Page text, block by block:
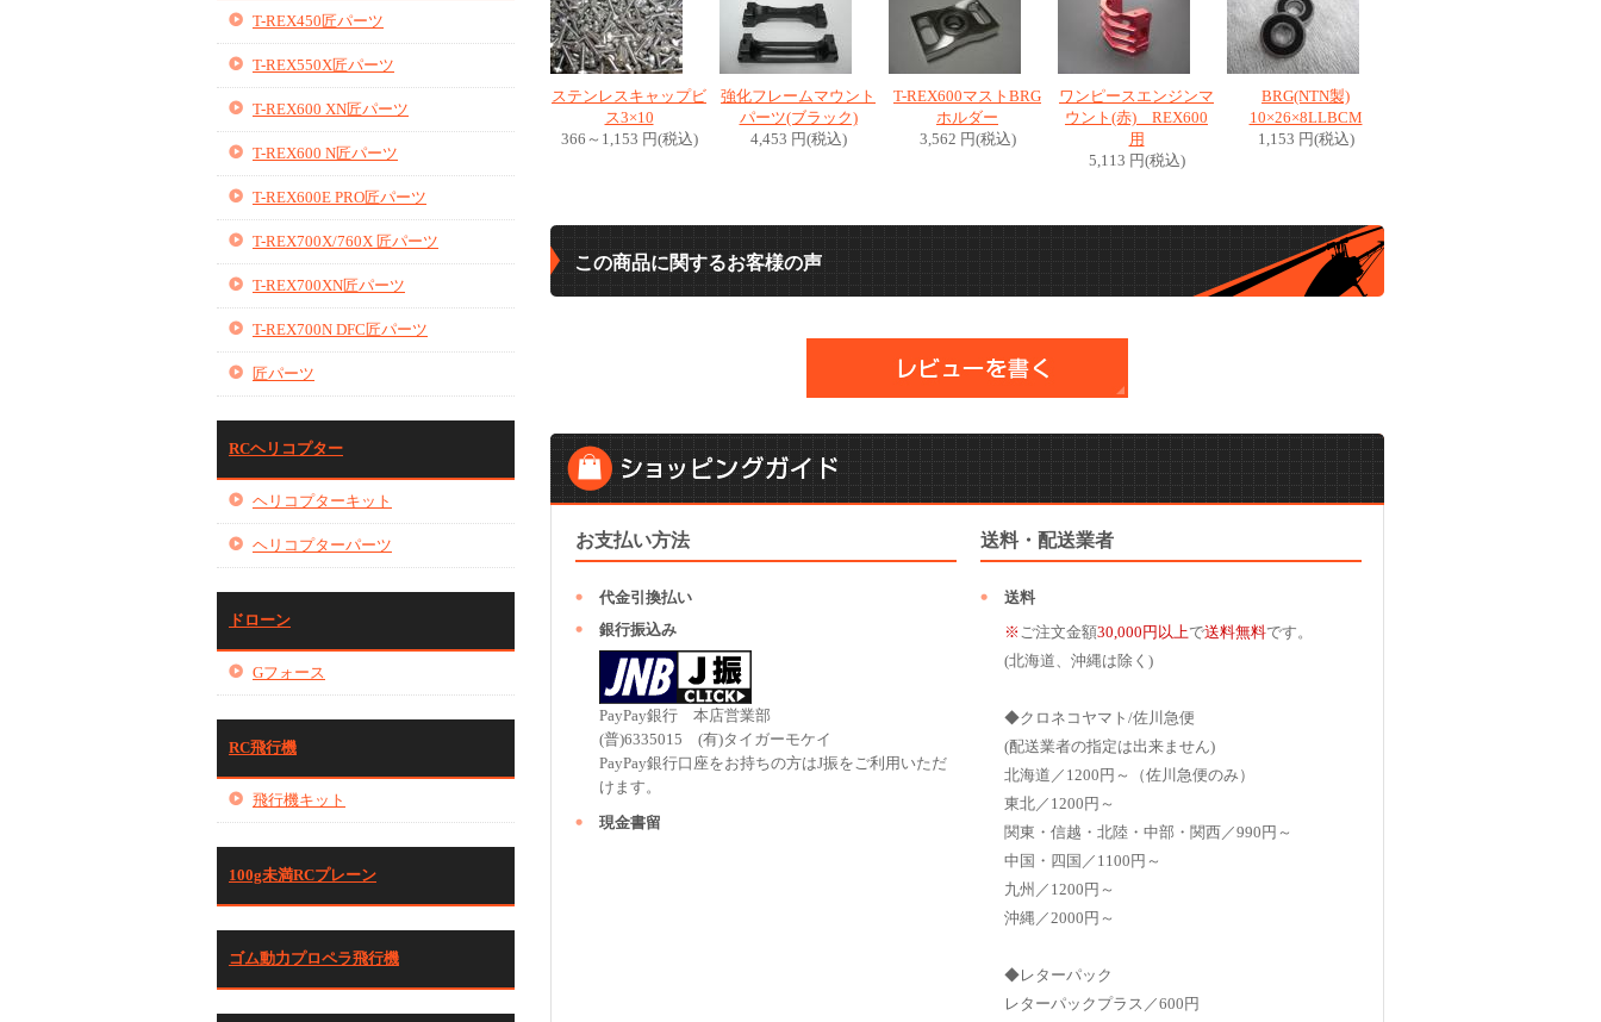
T-REX450匠パーツ
T-REX550X匠パーツ
T-REX600 XN匠パーツ
T-REX600 N匠パーツ
T-REX600E PRO匠パーツ
T-REX700X/760X 匠パーツ
T-REX700XN匠パーツ
T-REX700N DFC匠パーツ
匠パーツ
RCヘリコプター
ヘリコプターキット
ヘリコプターパーツ
ドローン
Gフォース
RC飛行機
飛行機キット
100g未満RCプレーン
ゴム動力プロペラ飛行機
ステンレスキャップビ
ス3×10
366～1,153 円(税込)
強化フレームマウント
パーツ(ブラック)
4,453 円(税込)
T-REX600マストBRG
ホルダー
3,562 円(税込)
ワンピースエンジンマ
ウント(赤) REX600
用
5,113 円(税込)
BRG(NTN製)
10×26×8LLBCM
1,153 円(税込)
この商品に関するお客様の声
お支払い方法
代金引換払い
銀行振込み
PayPay銀行 本店営業部
(普)6335015 (有)タイガーモケイ
PayPay銀行口座をお持ちの方はJ振をご利用いただ
けます。
現金書留
送料・配送業者
送料
※ ご注文金額30,000円以上で送料無料です。
(北海道、沖縄は除く)
◆クロネコヤマト/佐川急便
(配送業者の指定は出来ません)
北海道／1200円～（佐川急便のみ）
東北／1200円～
関東・信越・北陸・中部・関西／990円～
中国・四国／1100円～
九州／1200円～
沖縄／2000円～
◆レターパック
レターパックプラス／600円